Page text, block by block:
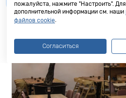
пожалуйста, нажмите "Настроить".
дополнительной информации см. наши
файлов cookie
Согласиться